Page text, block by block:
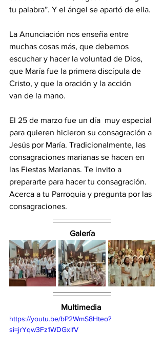
tu palabra”. Y el ángel se apartó de ella.
La Anunciación nos enseña entre
muchas cosas más, que debemos
escuchar y hacer la voluntad de Dios,
que María fue la primera discípula de
Cristo, y que la oración y la acción
van de la mano.
El 25 de marzo fue un día  muy especial
para quieren hicieron su consagración a
Jesús por María. Tradicionalmente, las
consagraciones marianas se hacen en
las Fiestas Marianas. Te invito a
prepararte para hacer tu consagración.
Acerca a tu Parroquia y pregunta por las
consagraciones.
Galería
Multimedia
https://youtu.be/bP2WmS8Hteo?
si=jrYqw3Fz1WDGxlfV